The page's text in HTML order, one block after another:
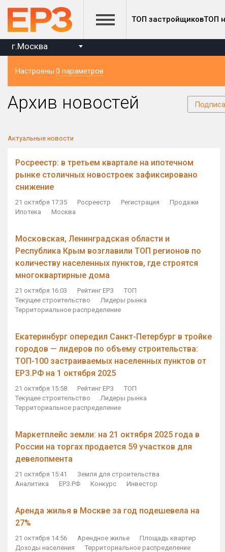
ТОП застройщиковТОП
г.Москва
Настроены 0 параметров
Архив новостей
Актуальные новости
Росреестр: в третьем квартале на ипотечном
рынке столичных новостроек зафиксировано
снижение
21 октября 17:35 Росреестр Регистрация
Продажи
Ипотека
Москва
Московская, Ленинградская области и
Республика Крым возглавили ТОП регионов по
количеству населенных пунктов, где строятся
многоквартирные дома
21 октября 16:03 Рейтинг ЕРЗ
ТОП
Текущее строительство
Лидеры рынка
Территориальное распределение
Екатеринбург опередил Санкт-Петербург в тройке
городов — лидеров по объему строительства:
ТОП-100 застраиваемых населенных пунктов от
ЕРЗ.РФ на 1 октября 2025
21 октября 15:58 Рейтинг ЕРЗ
ТОП
Текущее строительство
Лидеры рынка
Территориальное распределение
Маркетплейс земли: на 21 октября 2025 года в
России на торгах продается 59 участков для
девелопмента
21 октября 15:41
Земля для строительства
Аналитика
ЕРЗ.РФ Конкурс Инвестор
Аренда жилья в Москве за год подешевела на
27%
21 октября 14:56 Арендное жилье
Площадь квартир
Доходы населения
Территориальное распределение